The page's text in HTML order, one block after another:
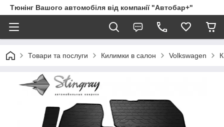
Тюнінг Вашого автомобіля від компанії "Автобар+"
Товари та послуги Килимки в салон Volkswagen